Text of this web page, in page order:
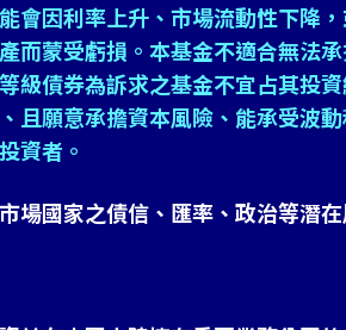
會因利率上升、市場流動性下降
而蒙受虧損。本基金不適合無法
級債券為訴求之基金不宜占其投
且願意承擔資本風險、能承受波
資者。
場國家之債信、匯率、政治等潛在